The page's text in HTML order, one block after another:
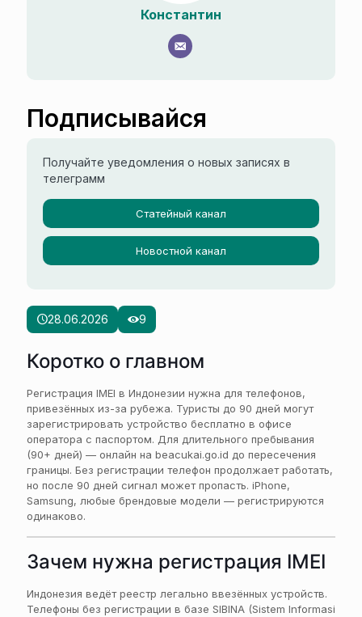
28.06.2026 9
Коротко о главном
Регистрация IMEI в Индонезии нужна для телефонов,
привезённых из-за рубежа. Туристы до 90 дней могут
зарегистрировать устройство бесплатно в офисе
оператора с паспортом. Для длительного пребывания
(90+ дней) — онлайн на beacukai.go.id до пересечения
границы. Без регистрации телефон продолжает работать,
но после 90 дней сигнал может пропасть. iPhone,
Samsung, любые брендовые модели — регистрируются
одинаково.
Зачем нужна регистрация IMEI
Индонезия ведёт реестр легально ввезённых устройств.
Телефоны без регистрации в базе SIBINA (Sistem Informasi
Константин
Подписывайся
Получайте уведомления о новых записях в
телеграмм
Статейный канал
Новостной канал